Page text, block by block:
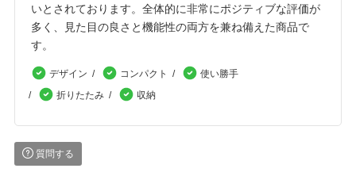
いとされております。全体的に非常にポジティブな評価が
多く、見た目の良さと機能性の両方を兼ね備えた商品で
す。
デザイン コンパクト
使い勝手
折りたたみ
収納
質問する